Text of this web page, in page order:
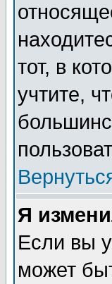
тот, в
учтите,
Я
Если вы
может